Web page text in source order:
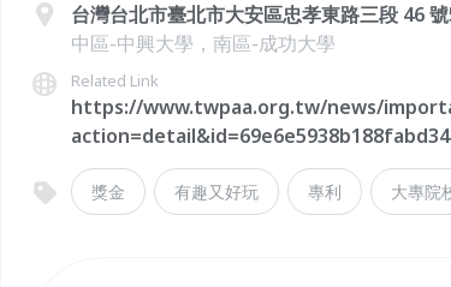
台灣台北市臺北市大安區忠孝東路三段 46
中區-中興大學，南區-成功大學
Related Link
https://www.twpaa.org.tw/news/
獎金 有趣又好玩 專利 大專院